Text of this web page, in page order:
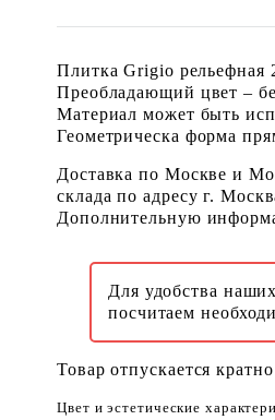
Плитка Grigio рельефная
Преобладающий цвет –
Материал может быть
Геометрическа форма
Доставка по Москве и
склада по адресу г.
Дополнительную
Для удобства
посчитаем
Товар отпускается
Цвет и эстетические